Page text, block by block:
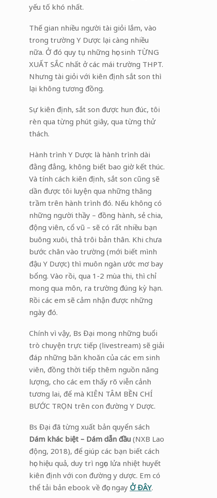
yếu tố khó nhất.
Thế gian nhiều người tài giỏi lắm, vào
trong trường Y Dược lại càng nhiều
nữa. Ở đó quy tụ những học sinh TỪNG
XUẤT SẮC nhất ở các mái trường THPT.
Nhưng tài giỏi với kiên định sắt son thì
lại không tương đồng.
Sự kiên định, sắt son được hun đúc, tôi
rèn qua từng phút giây, qua từng thử
thách.
Hành trình Y Dược là hành trình dài
đằng đẳng, không biết bao giờ kết thúc.
Và tính cách kiên định, sắt son cũng sẽ
dần được tôi luyện qua những thăng
trầm trên hành trình đó. Nếu không có
những người thầy – đồng hành, sẻ chia,
động viên, cổ vũ – sẽ có rất nhiều bạn
buông xuôi, thả trôi bản thân. Khi chưa
bước chân vào trường (mới biết mình
đậu Y Dược) thì muôn ngàn ước mơ bay
bổng. Vào rồi, qua 1-2 mùa thi, thì chỉ
mong qua môn, ra trường đúng kỳ hạn.
Rồi các em sẽ cảm nhận được những
ngày đó.
Chính vì vậy, Bs Đại mong những buổi
trò chuyện trực tiếp (livestream) sẽ giải
đáp những băn khoăn của các em sinh
viên, đồng thời tiếp thêm nguồn năng
lượng, cho các em thấy rõ viễn cảnh
tương lai, để mà KIÊN TÂM BỀN CHÍ
BƯỚC TRỌN trên con đường Y Dược.
Bs Đại đã từng xuất bản quyển sách
Dám khác biệt – Dám dẫn đầu(NXB Lao
động, 2018), để giúp các bạn biết cách
học hiệu quả, duy trì ngọn lửa nhiệt huyết
kiên định với con đường y dược. Em có
thể tải bản ebook về đọc ngay Ở ĐÂY.